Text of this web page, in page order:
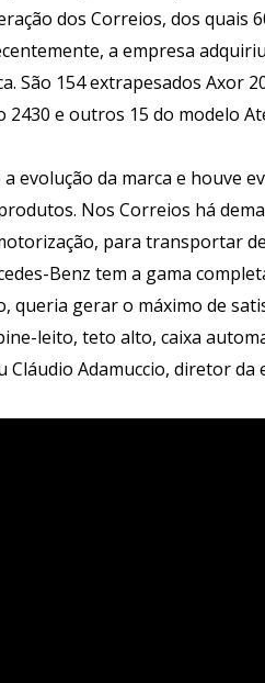
dos Correios, dos quais
a empresa
São 154 extrapesados Axor
2430 e outros 15 do modelo
evolução da marca e houve
Nos Correios há
para transportar
Benz tem a gama
queria gerar o máximo de
leito, teto alto, caixa
Cláudio Adamuccio, diretor da